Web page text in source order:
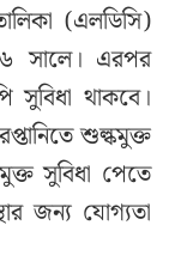
(এলডিসি)
সালে। এরপর
থাকবে।
শুল্কমুক্ত
সুবিধা পেতে
জন্য যোগ্যতা